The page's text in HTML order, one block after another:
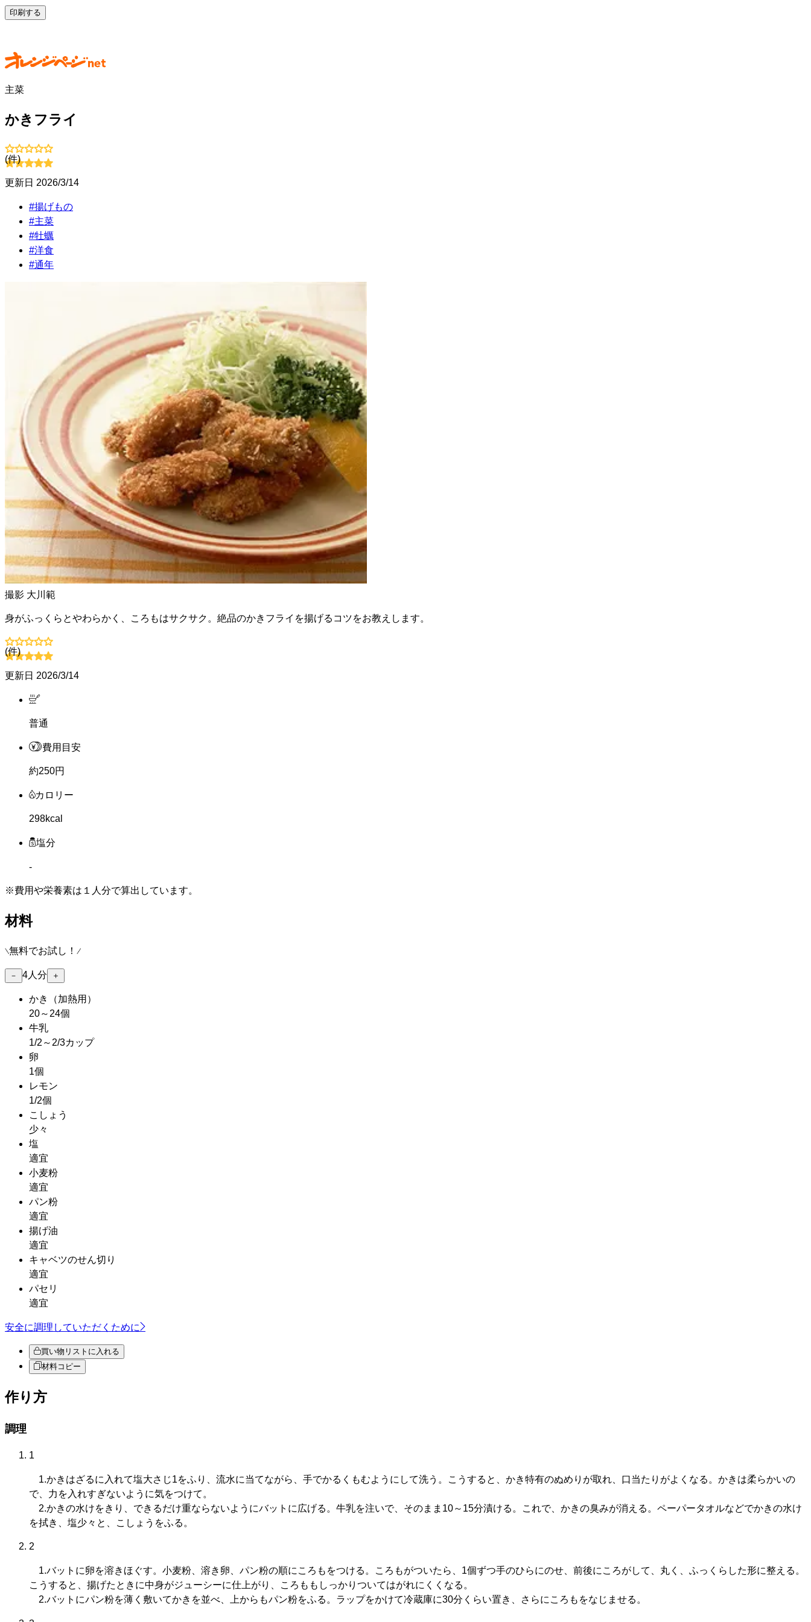
印刷する
主菜
かきフライ
(件)
更新日 2026/3/14
#揚げもの
#主菜
#牡蠣
#洋食
#通年
撮影 大川範
身がふっくらとやわらかく、ころもはサクサク。絶品のかきフライを揚げるコツをお教えします。
(件)
更新日 2026/3/14
普通
費用目安
約250円
カロリー
298kcal
塩分
-
※費用や栄養素は １人分で算出しています。
材料
無料でお試し！
－ 4人分 ＋
かき
（加熱用）
20～24個
牛乳
1/2～2/3カップ
卵
1個
レモン
1/2個
こしょう
少々
塩
適宜
小麦粉
適宜
パン粉
適宜
揚げ油
適宜
キャベツのせん切り
適宜
パセリ
適宜
安全に調理していただくために
買い物リストに入れる
材料コピー
作り方
調理
1
1.かきはざるに入れて塩大さじ1をふり、流水に当てながら、手でかるくもむようにして洗う。こうすると、かき特有のぬめりが取れ、口当たりがよくなる。かきは柔らかいの
で、力を入れすぎないように気をつけて。
2.かきの水けをきり、できるだけ重ならないようにバットに広げる。牛乳を注いで、そのまま10～15分漬ける。これで、かきの臭みが消える。ペーパータオルなどでかきの水け
を拭き、塩少々と、こしょうをふる。
2
1.バットに卵を溶きほぐす。小麦粉、溶き卵、パン粉の順にころもをつける。ころもがついたら、1個ずつ手のひらにのせ、前後にころがして、丸く、ふっくらした形に整える。
こうすると、揚げたときに中身がジューシーに仕上がり、ころももしっかりついてはがれにくくなる。
2.バットにパン粉を薄く敷いてかきを並べ、上からもパン粉をふる。ラップをかけて冷蔵庫に30分くらい置き、さらにころもをなじませる。